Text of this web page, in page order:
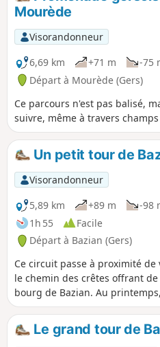
Mourède
Visorandonneur
6,69 km
+71 m -75
Départ à Mourède (Gers)
Ce parcours n'est pas balisé,
suivre, même à travers
Un petit tour de
Visorandonneur
5,89 km
+89 m
-98
1h 55
Facile
Départ à Bazian (Gers)
Ce circuit passe à proximité
le chemin des crêtes offrant
bourg de Bazian. Au
orchidées sauvages.
Le grand tour de